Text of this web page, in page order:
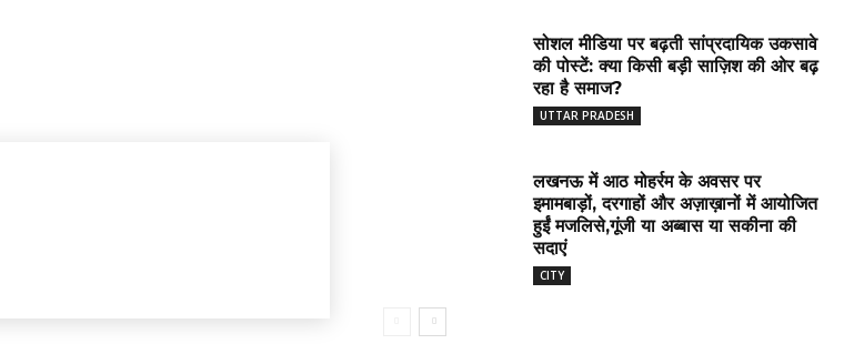
सोशल मीडिया पर बढ़ती सांप्रदायिक उकसावे
की पोस्टें: क्या किसी बड़ी साज़िश की ओर बढ़
रहा है समाज?
UTTAR PRADESH
लखनऊ में आठ मोहर्रम के अवसर पर
इमामबाड़ों, दरगाहों और अज़ाख़ानों में आयोजित
हुईं मजलिसे,गूंजी या अब्बास या सकीना की
सदाएं
CITY